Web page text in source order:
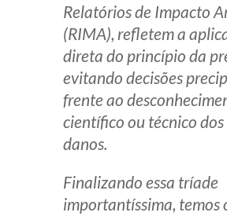
Relatórios de Impacto
(RIMA), refletem a
direta do princípio da
evitando decisões
frente ao
científico ou técnico dos
danos.
Finalizando essa tríade
importantíssima, temos